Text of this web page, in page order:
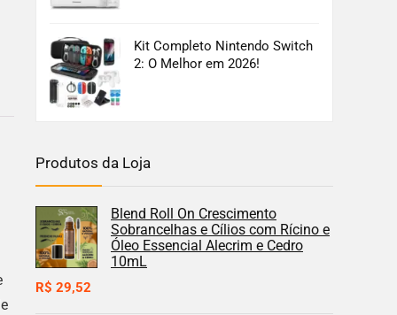
Kit Completo Nintendo Switch
2: O Melhor em 2026!
Produtos da Loja
Blend Roll On Crescimento
Sobrancelhas e Cílios com Rícino e
Óleo Essencial Alecrim e Cedro
10mL
R$ 29,52